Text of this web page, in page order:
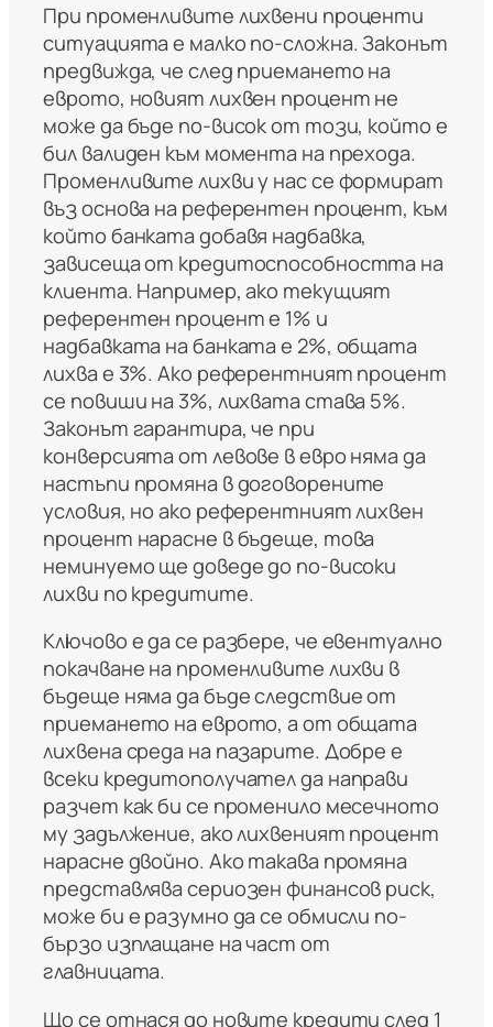
При променливите лихвени проценти
ситуацията е малко по-сложна. Законът
предвижда, че след приемането на
еврото, новият лихвен процент не
може да бъде по-висок от този, който е
бил валиден към момента на прехода.
Променливите лихви у нас се формират
въз основа на референтен процент, към
който банката добавя надбавка,
зависеща от кредитоспособността на
клиента. Например, ако текущият
референтен процент е 1% и
надбавката на банката е 2%, общата
лихва е 3%. Ако референтният процент
се повиши на 3%, лихвата става 5%.
Законът гарантира, че при
конверсията от левове в евро няма да
настъпи промяна в договорените
условия, но ако референтният лихвен
процент нарасне в бъдеще, това
неминуемо ще доведе до по-високи
лихви по кредитите.
Ключово е да се разбере, че евентуално
покачване на променливите лихви в
бъдеще няма да бъде следствие от
приемането на еврото, а от общата
лихвена среда на пазарите. Добре е
всеки кредитополучател да направи
разчет как би се променило месечното
му задължение, ако лихвеният процент
нарасне двойно. Ако такава промяна
представлява сериозен финансов риск,
може би е разумно да се обмисли по-
бързо изплащане на част от
главницата.
Що се отнася до новите кредити след 1